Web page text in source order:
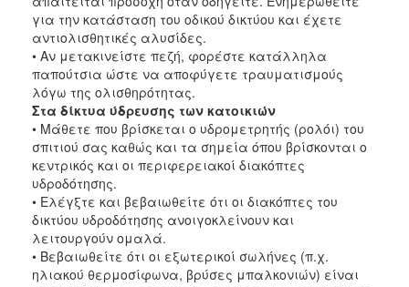
για την κατάσταση του οδικού δικτύου και έχετε
αντιολισθητικές αλυσίδες.
• Αν μετακινείστε πεζή, φορέστε κατάλληλα
παπούτσια ώστε να αποφύγετε τραυματισμούς
λόγω της ολισθηρότητας.
Στα δίκτυα ύδρευσης των κατοικιών
• Μάθετε που βρίσκεται ο υδρομετρητής (ρολόι) του
σπιτιού σας καθώς και τα σημεία όπου βρίσκονται ο
κεντρικός και οι περιφερειακοί διακόπτες
υδροδότησης.
• Ελέγξτε και βεβαιωθείτε ότι οι διακόπτες του
δικτύου υδροδότησης ανοιγοκλείνουν και
λειτουργούν ομαλά.
• Βεβαιωθείτε ότι οι εξωτερικοί σωλήνες (π.χ.
ηλιακού θερμοσίφωνα, βρύσες μπαλκονιών) είναι